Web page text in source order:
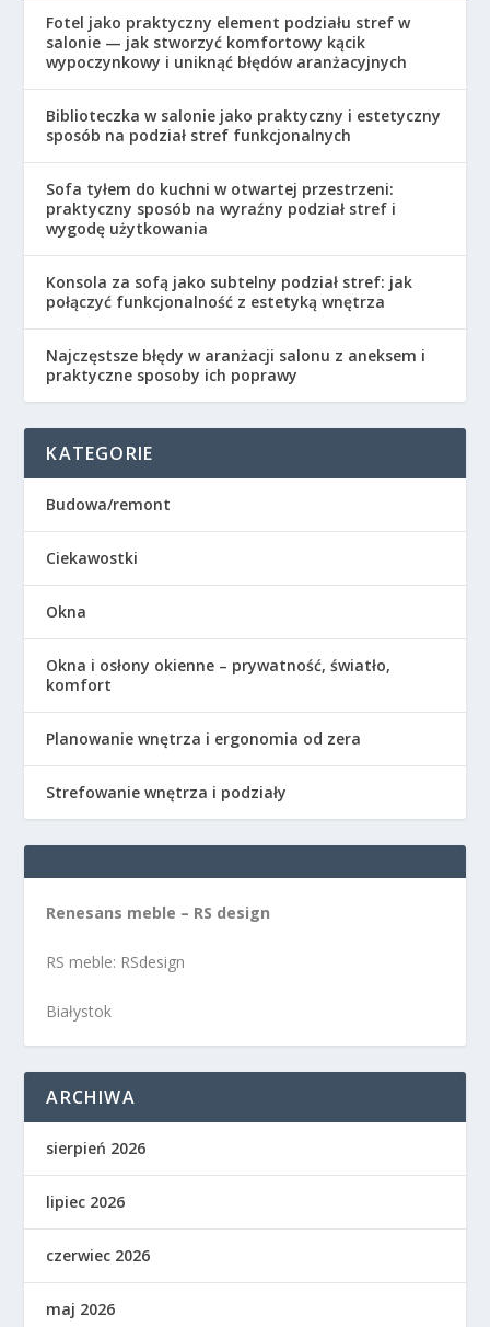
Fotel jako praktyczny element podziału stref w
salonie — jak stworzyć komfortowy kącik
wypoczynkowy i uniknąć błędów aranżacyjnych
Biblioteczka w salonie jako praktyczny i estetyczny
sposób na podział stref funkcjonalnych
Sofa tyłem do kuchni w otwartej przestrzeni:
praktyczny sposób na wyraźny podział stref i
wygodę użytkowania
Konsola za sofą jako subtelny podział stref: jak
połączyć funkcjonalność z estetyką wnętrza
Najczęstsze błędy w aranżacji salonu z aneksem i
praktyczne sposoby ich poprawy
KATEGORIE
Budowa/remont
Ciekawostki
Okna
Okna i osłony okienne – prywatność, światło,
komfort
Planowanie wnętrza i ergonomia od zera
Strefowanie wnętrza i podziały
Renesans meble – RS design
RS meble: RSdesign
Białystok
ARCHIWA
sierpień 2026
lipiec 2026
czerwiec 2026
maj 2026